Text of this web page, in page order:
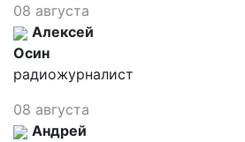
08 августа
Алексей
Осин
радиожурналист
08 августа
Андрей